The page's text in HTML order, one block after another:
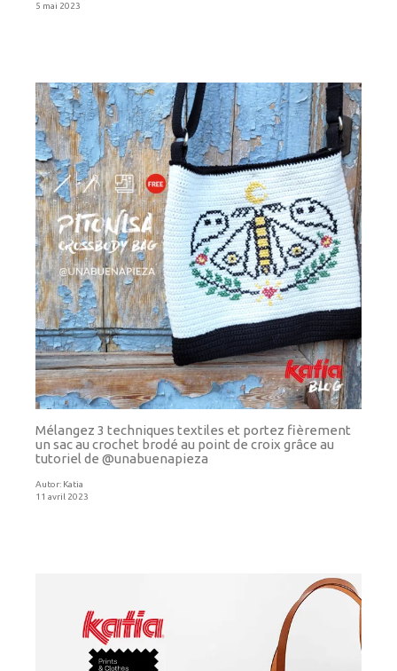
5 mai 2023
Mélangez 3 techniques textiles et portez fièrement
un sac au crochet brodé au point de croix grâce au
tutoriel de @unabuenapieza
Autor: Katia
11 avril 2023